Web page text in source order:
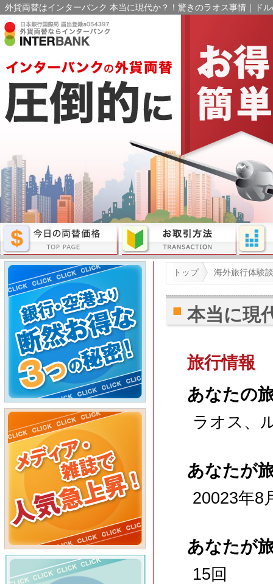
外貨両替はインターバンク 本当に現代か？！驚きのラオス事情｜ド
トップ 海外旅行体験談
本当に現
旅行情報
あなたの
ラオス、
あなたが
20023年8
あなたが
15回